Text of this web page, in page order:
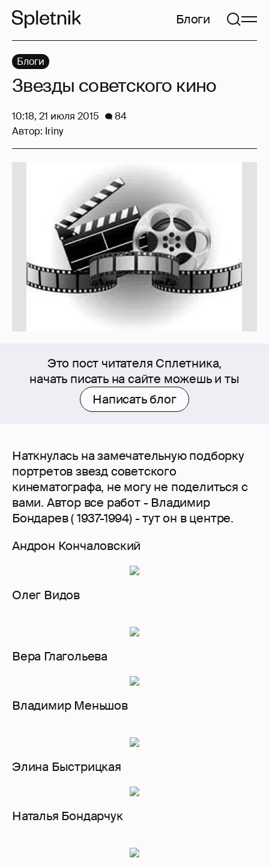
Блоги
Это пост читателя Сплетника,
начать писать на сайте можешь и ты
Написать блог
Наткнулась на замечательную подборку
портретов звезд советского
кинематографа, не могу не поделиться с
вами. Автор все работ - Владимир
Бондарев ( 1937-1994) - тут он в центре.
Андрон Кончаловский
Олег Видов
Вера Глагольева
Владимир Меньшов
Элина Быстрицкая
Наталья Бондарчук
Блоги
Звезды советского кино
10:18, 21 июля 2015
84
Автор: Iriny